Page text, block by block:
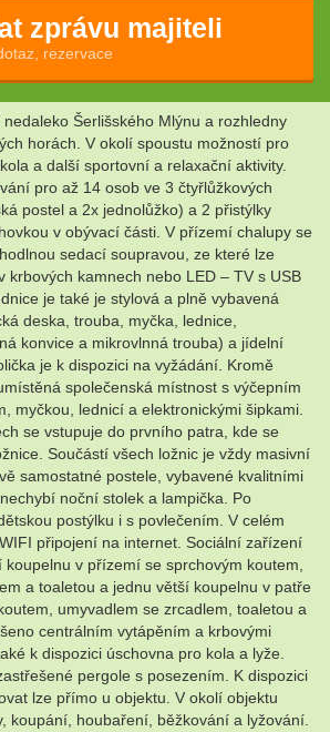
zprávu majiteli
rezervace
Šerlišského Mlýnu a rozhledny
horách. V okolí spoustu možností pro
a další sportovní a relaxační aktivity.
pro až 14 osob ve 3 čtyřlůžkových
postel a 2x jednolůžko) a 2 přistýlky
v obývací části. V přízemí chalupy se
sedací soupravou, ze které lze
krbových kamnech nebo LED – TV s USB
je také je stylová a plně vybavená
deska, trouba, myčka, lednice,
konvice a mikrovlnná trouba) a jídelní
je k dispozici na vyžádání. Kromě
společenská místnost s výčepním
myčkou, lednicí a elektronickými šipkami.
se vstupuje do prvního patra, kde se
Součástí všech ložnic je vždy masivní
samostatné postele, vybavené kvalitními
noční stolek a lampička. Po
postýlku i s povlečením. V celém
připojení na internet. Sociální zařízení
v přízemí se sprchovým koutem,
a toaletou a jednu větší koupelnu v patře
umyvadlem se zrcadlem, toaletou a
centrálním vytápěním a krbovými
k dispozici úschovna pro kola a lyže.
pergole s posezením. K dispozici
lze přímo u objektu. V okolí objektu
koupání, houbaření, běžkování a lyžování.